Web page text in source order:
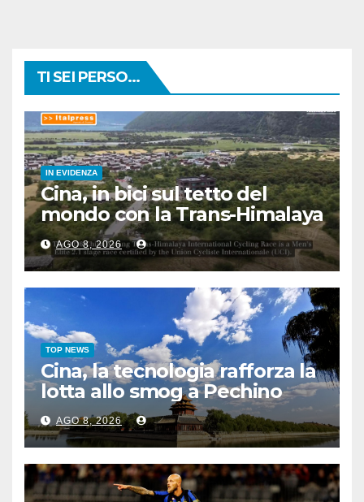
TI SEI PERSO...
IN EVIDENZA
Cina, in bici sul tetto del
mondo con la Trans-Himalaya
Race
AGO 8, 2026
TOP NEWS
Cina, la tecnologia rafforza la
lotta allo smog a Pechino
AGO 8, 2026